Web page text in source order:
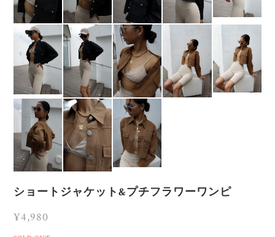
ショートジャケット&プチフラワーワンピ
¥4,980